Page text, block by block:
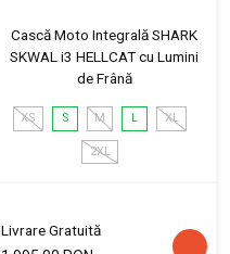
Cască Moto Integrală SHARK
SKWAL i3 HELLCAT cu Lumini
de Frână
XS S M L XL
2XL
Livrare Gratuită